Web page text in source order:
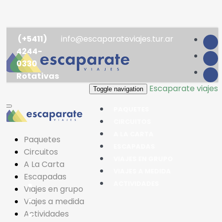
(+5411)
4244-
0330
Rotativas
info@escaparateviajes.tur.ar
Toggle navigation Escaparate viajes
Paquetes
Circuitos
A La Carta
Escapadas
Viajes en grupo
Viajes a medida
Actividades